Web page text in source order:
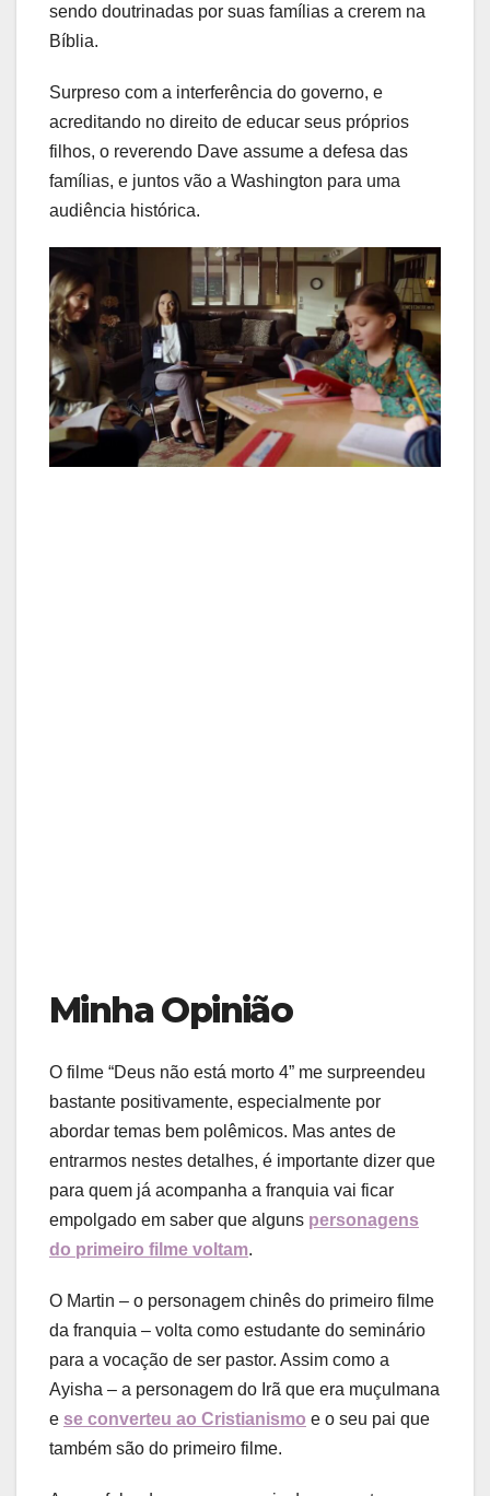
sendo doutrinadas por suas famílias a crerem na
Bíblia.
Surpreso com a interferência do governo, e
acreditando no direito de educar seus próprios
filhos, o reverendo Dave assume a defesa das
famílias, e juntos vão a Washington para uma
audiência histórica.
Minha Opinião
O filme “Deus não está morto 4” me surpreendeu
bastante positivamente, especialmente por
abordar temas bem polêmicos. Mas antes de
entrarmos nestes detalhes, é importante dizer que
para quem já acompanha a franquia vai ficar
empolgado em saber que alguns personagens
do primeiro filme voltam.
O Martin – o personagem chinês do primeiro filme
da franquia – volta como estudante do seminário
para a vocação de ser pastor. Assim como a
Ayisha – a personagem do Irã que era muçulmana
e se converteu ao Cristianismo e o seu pai que
também são do primeiro filme.